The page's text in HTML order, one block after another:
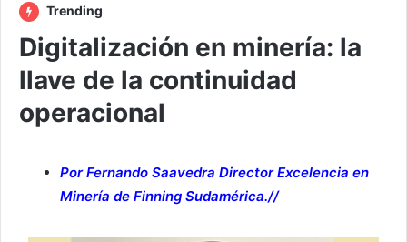
Trending
Digitalización en minería: la
llave de la continuidad
operacional
Por Fernando Saavedra Director Excelencia en
Minería de Finning Sudamérica.//